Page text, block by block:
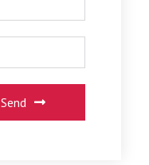
Send